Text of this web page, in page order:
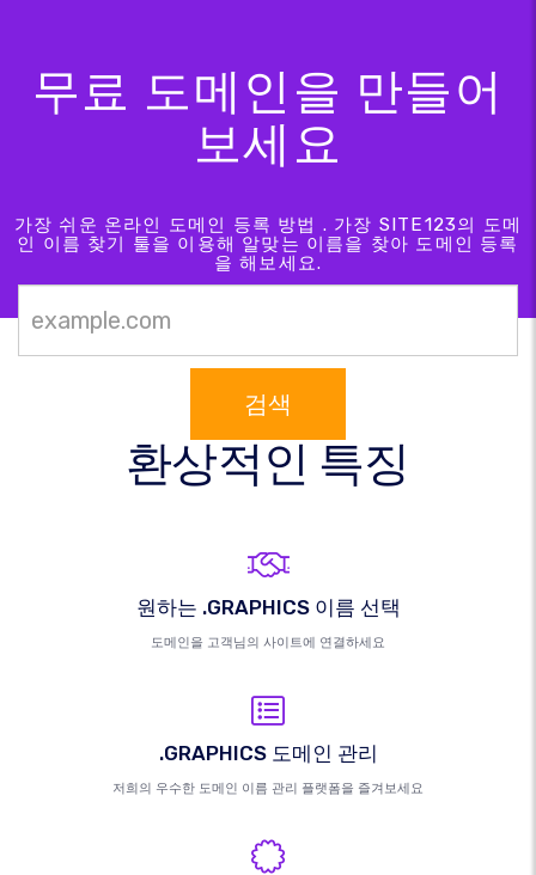
무료 도메인을 만들어
보세요
가장 쉬운 온라인 도메인 등록 방법 . 가장 SITE123의 도메
인 이름 찾기 툴을 이용해 알맞는 이름을 찾아 도메인 등록
을 해보세요.
검색
환상적인 특징
원하는 .GRAPHICS 이름 선택
도메인을 고객님의 사이트에 연결하세요
.GRAPHICS 도메인 관리
저희의 우수한 도메인 이름 관리 플랫폼을 즐겨보세요